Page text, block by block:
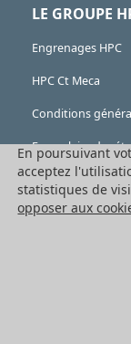
LE GROUPE
Engrenages HPC
HPC Ct Meca
Conditions
Formulaire de
Mentions légales
Cookies
En poursuivant
acceptez
statistiques de
opposer aux